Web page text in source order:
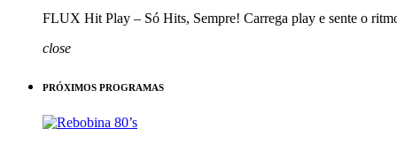
FLUX Hit Play – Só Hits, Sempre! Carrega play e sente o
close
PRÓXIMOS PROGRAMAS